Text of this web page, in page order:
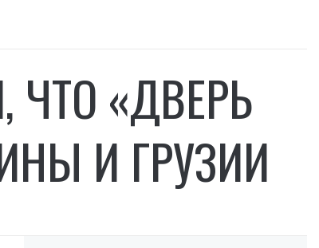
ЧТО «ДВЕРЬ
И ГРУЗИИ